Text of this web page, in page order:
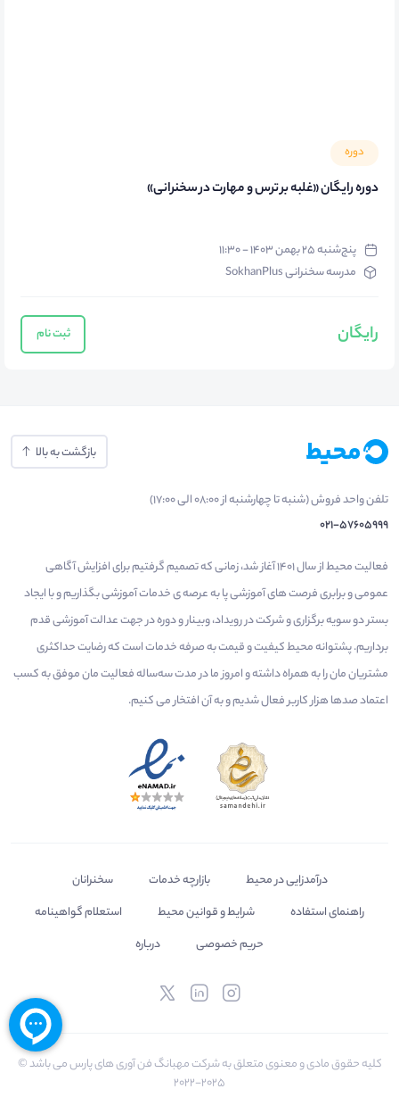
دوره
دوره رایگان «غلبه بر ترس و مهارت در سخنرانی»
پنج‌شنبه ۲۵ بهمن ۱۴۰۳ - ۱۱:۳۰
مدرسه سخنرانی SokhanPlus
رایگان ثبت نام
بازگشت به بالا
تلفن واحد فروش (شنبه تا چهارشنبه از 08:00 الی 17:00)
021-57605999
فعالیت محیط از سال 1401 آغاز شد، زمانی که تصمیم گرفتیم برای افزایش آگاهی
عمومی و برابری فرصت های آموزشی پا به عرصه ی خدمات آموزشی بگذاریم و با ایجاد
بستر دو سویه برگزاری و شرکت در رویداد، وبینار و دوره در جهت عدالت آموزشی قدم
برداریم. پشتوانه محیط کیفیت و قیمت به صرفه خدمات است که رضایت حداکثری
مشتریان مان را به همراه داشته و امروز ما در مدت سه‌ساله فعالیت مان موفق به کسب
اعتماد صدها هزار کاربر فعال شدیم و به آن افتخار می‌ کنیم.
درآمدزایی در محیط بازارچه خدمات
سخنرانان
راهنمای استفاده
شرایط و قوانین محیط
استعلام گواهینامه
حریم خصوصی
درباره
کلیه حقوق مادی و معنوی متعلق به شرکت مهبانگ فن آوری های پارس می باشد ©
2025-2022